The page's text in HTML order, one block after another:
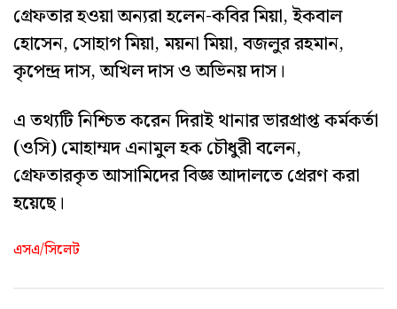
গ্রেফতার হওয়া অন্যরা হলেন-কবির মিয়া, ইকবাল
হোসেন, সোহাগ মিয়া, ময়না মিয়া, বজলুর রহমান,
কৃপেন্দ্র দাস, অখিল দাস ও অভিনয় দাস।
এ তথ্যটি নিশ্চিত করেন দিরাই থানার ভারপ্রাপ্ত কর্মকর্তা
(ওসি) মোহাম্মদ এনামুল হক চৌধুরী বলেন,
গ্রেফতারকৃত আসামিদের বিজ্ঞ আদালতে প্রেরণ করা
হয়েছে।
এসএ/সিলেট